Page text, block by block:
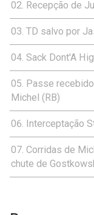
Recepção de
TD salvo por
Sack Dont'A
Passe
Michel (RB)
Interceptação
Corridas de
chute de